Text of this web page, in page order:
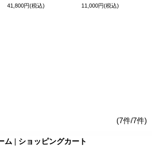
41,800円(税込)
11,000円(税込)
(7件/7件)
ム | ショッピングカート